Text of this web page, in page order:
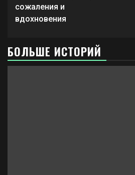
сожаления и
вдохновения
БОЛЬШЕ ИСТОРИЙ